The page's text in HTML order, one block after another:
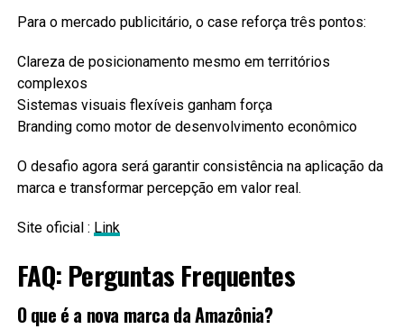
Para o mercado publicitário, o case reforça três pontos:
Clareza de posicionamento mesmo em territórios
complexos
Sistemas visuais flexíveis ganham força
Branding como motor de desenvolvimento econômico
O desafio agora será garantir consistência na aplicação da
marca e transformar percepção em valor real.
Site oficial : Link
FAQ: Perguntas Frequentes
O que é a nova marca da Amazônia?